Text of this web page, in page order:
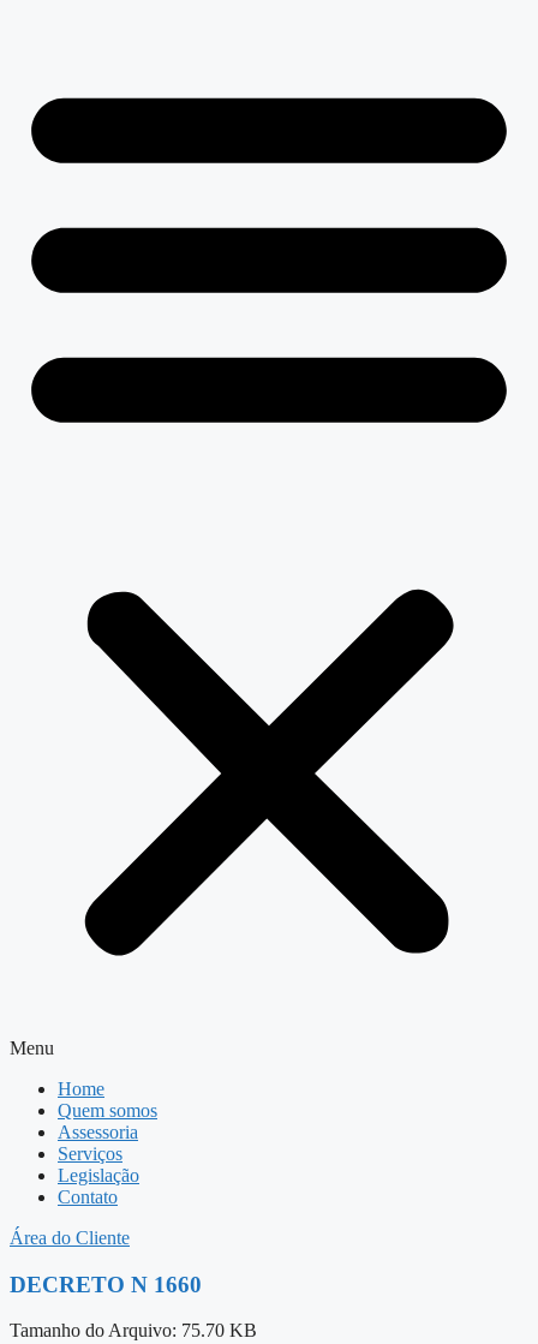
Menu
Home
Quem somos
Assessoria
Serviços
Legislação
Contato
Área do Cliente
DECRETO N 1660
Tamanho do Arquivo: 75.70 KB